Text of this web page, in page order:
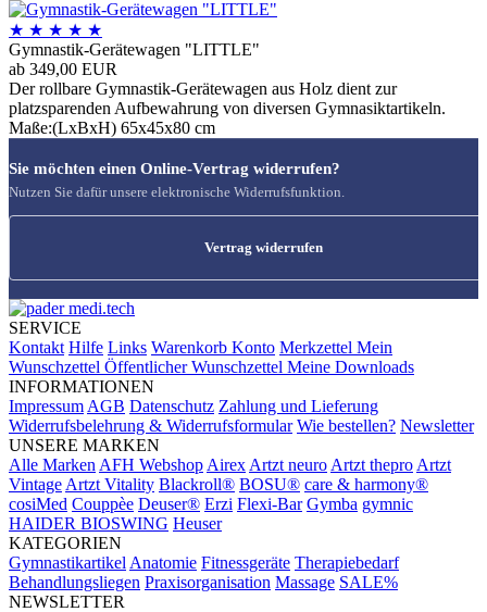
★ ★ ★ ★ ★
Gymnastik-Gerätewagen "LITTLE"
ab 349,00 EUR
Der rollbare Gymnastik-Gerätewagen aus Holz dient zur
platzsparenden Aufbewahrung von diversen Gymnasiktartikeln.
Maße:(LxBxH) 65x45x80 cm
Sie möchten einen Online-Vertrag widerrufen?
Nutzen Sie dafür unsere elektronische Widerrufsfunktion.
Vertrag widerrufen
SERVICE
Kontakt Hilfe Links Warenkorb Konto Merkzettel Mein
Wunschzettel Öffentlicher Wunschzettel Meine Downloads
INFORMATIONEN
Impressum AGB Datenschutz Zahlung und Lieferung
Widerrufsbelehrung & Widerrufsformular Wie bestellen? Newsletter
UNSERE MARKEN
Alle Marken AFH Webshop Airex Artzt neuro Artzt thepro Artzt
Vintage Artzt Vitality Blackroll® BOSU® care & harmony®
cosiMed Couppèe Deuser® Erzi Flexi-Bar Gymba gymnic
HAIDER BIOSWING Heuser
KATEGORIEN
Gymnastikartikel Anatomie Fitnessgeräte Therapiebedarf
Behandlungsliegen Praxisorganisation Massage SALE%
NEWSLETTER